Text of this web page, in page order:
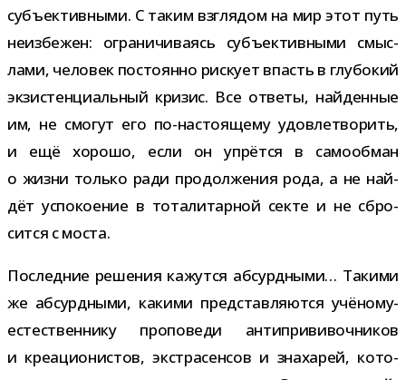
субъ­ек­тив­ными. С таким взгля­дом на мир этот путь
неиз­бе­жен: огра­ни­чи­ва­ясь субъ­ек­тив­ными смыс­
лами, чело­век посто­янно рис­кует впасть в глу­бо­кий
экзи­стен­ци­аль­ный кри­зис. Все ответы, най­ден­ные
им, не смо­гут его по-​настоящему удо­вле­тво­рить,
и ещё хорошо, если он упрётся в само­об­ман
о жизни только ради про­дол­же­ния рода, а не най­
дёт успо­ко­е­ние в тота­ли­тар­ной секте и не сбро­
сится с моста.
Последние реше­ния кажутся абсурд­ными… Такими
же абсурд­ными, какими пред­став­ля­ются учёному-​
естественнику про­по­веди анти­при­ви­воч­ни­ков
и кре­а­ци­о­ни­стов, экс­тра­сен­сов и зна­ха­рей, кото­